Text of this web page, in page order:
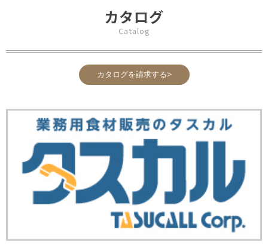
カタログ
Catalog
カタログを請求する>